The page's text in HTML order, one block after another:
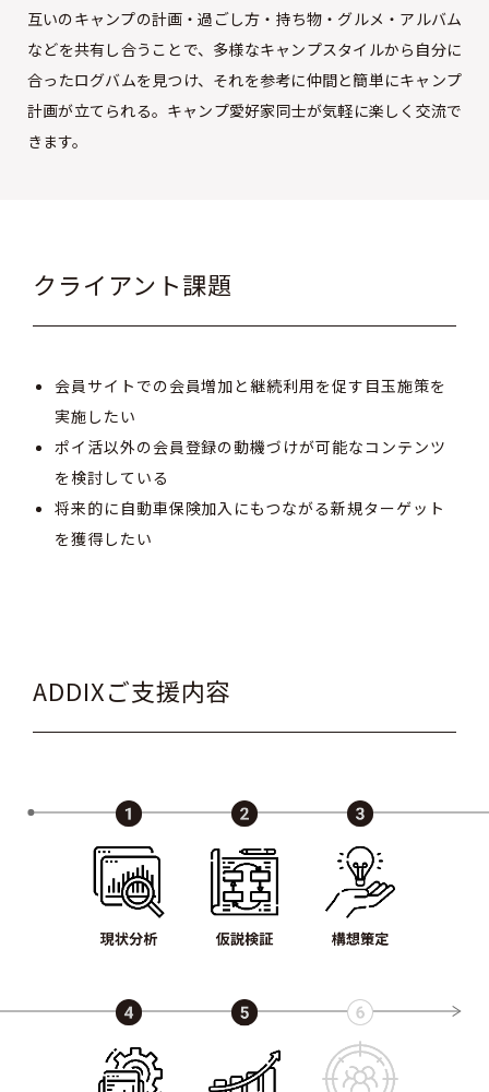
互いのキャンプの計画・過ごし方・持ち物・グルメ・アルバム
などを共有し合うことで、多様なキャンプスタイルから自分に
合ったログバムを見つけ、それを参考に仲間と簡単にキャンプ
計画が立てられる。キャンプ愛好家同士が気軽に楽しく交流で
きます。
クライアント課題
会員サイトでの会員増加と継続利用を促す目玉施策を
実施したい
ポイ活以外の会員登録の動機づけが可能なコンテンツ
を検討している
将来的に自動車保険加入にもつながる新規ターゲット
を獲得したい
ADDIXご支援内容